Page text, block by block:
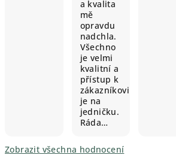
a kvalita
mě
opravdu
nadchla.
Všechno
je velmi
kvalitní a
přístup k
zákazníkovi
je na
jedničku.
Ráda…
Zobrazit všechna hodnocení